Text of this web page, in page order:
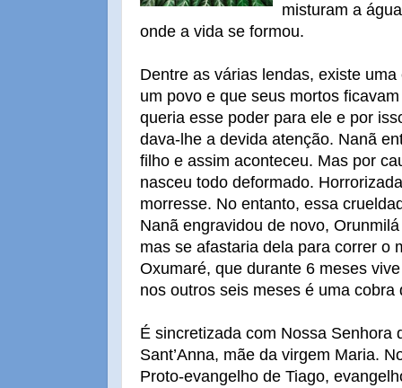
misturam a
onde a vida se formou.
Dentre as várias lendas, existe
um povo e que seus mortos
queria esse poder para ele e por
dava-lhe a devida atenção. Nanã
filho e assim aconteceu. Mas por
nasceu todo deformado.
morresse. No entanto, essa
Nanã engravidou de novo,
mas se afastaria dela para correr o
Oxumaré, que durante 6 meses
nos outros seis meses é uma
É sincretizada com Nossa Senhora
Sant’Anna, mãe da virgem Maria.
Proto-evangelho de Tiago,